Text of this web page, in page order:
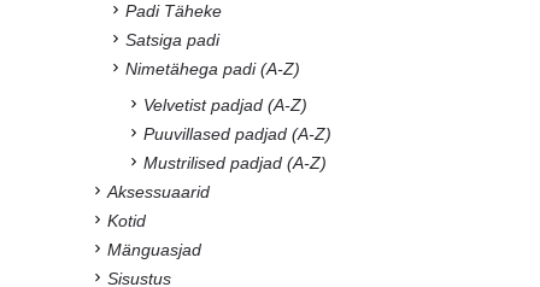
Padi Täheke
Satsiga padi
Nimetähega padi (A-Z)
Velvetist padjad (A-Z)
Puuvillased padjad (A-Z)
Mustrilised padjad (A-Z)
Aksessuaarid
Kotid
Mänguasjad
Sisustus